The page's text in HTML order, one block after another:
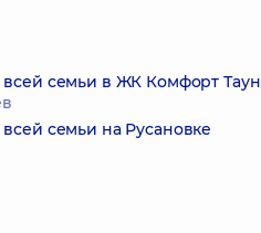
семьи в ЖК Комфорт Таун
семьи на Русановке